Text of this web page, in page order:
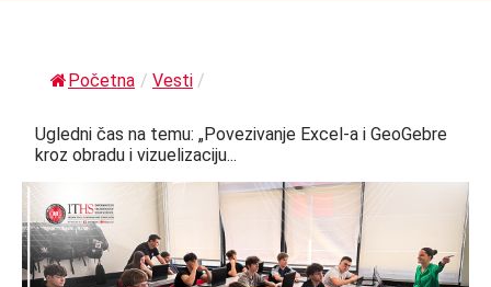
Početna / Vesti /
Ugledni čas na temu: „Povezivanje Excel-a i GeoGebre
kroz obradu i vizuelizaciju...